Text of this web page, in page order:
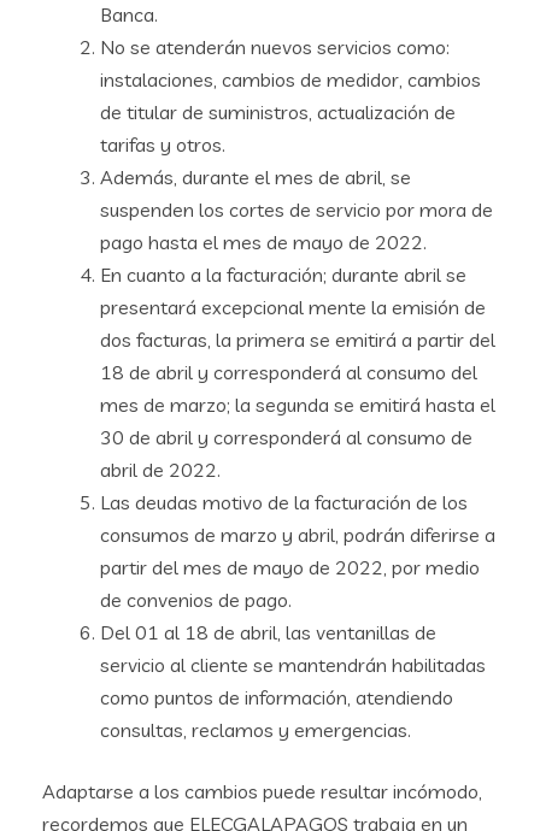
Banca.
No se atenderán nuevos servicios como:
instalaciones, cambios de medidor, cambios
de titular de suministros, actualización de
tarifas y otros.
Además, durante el mes de abril, se
suspenden los cortes de servicio por mora de
pago hasta el mes de mayo de 2022.
En cuanto a la facturación; durante abril se
presentará excepcional mente la emisión de
dos facturas, la primera se emitirá a partir del
18 de abril y corresponderá al consumo del
mes de marzo; la segunda se emitirá hasta el
30 de abril y corresponderá al consumo de
abril de 2022.
Las deudas motivo de la facturación de los
consumos de marzo y abril, podrán diferirse a
partir del mes de mayo de 2022, por medio
de convenios de pago.
Del 01 al 18 de abril, las ventanillas de
servicio al cliente se mantendrán habilitadas
como puntos de información, atendiendo
consultas, reclamos y emergencias.
Adaptarse a los cambios puede resultar incómodo,
recordemos que ELECGALAPAGOS trabaja en un